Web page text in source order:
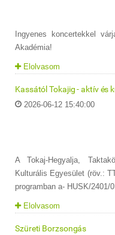
Ingyenes koncertekkel
Akadémia!
Elolvasom
Kassától Tokajig - aktív és
2026-06-12 15:40:00
A Tokaj-Hegyalja,
Kulturális Egyesület (röv.:
programban a- HUSK/2401/
Elolvasom
Szüreti Borzsongás